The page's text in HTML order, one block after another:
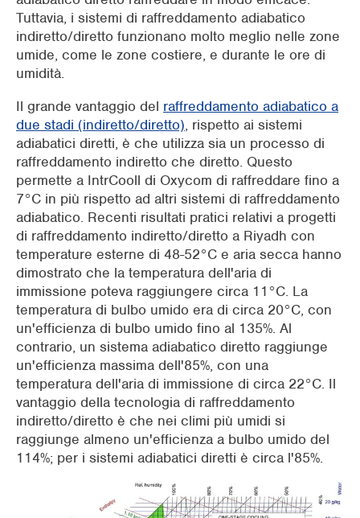
Tuttavia, i sistemi di raffreddamento adiabatico
indiretto/diretto funzionano molto meglio nelle zone
umide, come le zone costiere, e durante le ore di
umidità.
Il grande vantaggio del raffreddamento adiabatico a
due stadi (indiretto/diretto), rispetto ai sistemi
adiabatici diretti, è che utilizza sia un processo di
raffreddamento indiretto che diretto. Questo
permette a IntrCooll di Oxycom di raffreddare fino a
7°C in più rispetto ad altri sistemi di raffreddamento
adiabatico. Recenti risultati pratici relativi a progetti
di raffreddamento indiretto/diretto a Riyadh con
temperature esterne di 48-52°C e aria secca hanno
dimostrato che la temperatura dell'aria di
immissione poteva raggiungere circa 11°C. La
temperatura di bulbo umido era di circa 20°C, con
un'efficienza di bulbo umido fino al 135%. Al
contrario, un sistema adiabatico diretto raggiunge
un'efficienza massima dell'85%, con una
temperatura dell'aria di immissione di circa 22°C. Il
vantaggio della tecnologia di raffreddamento
indiretto/diretto è che nei climi più umidi si
raggiunge almeno un'efficienza a bulbo umido del
114%; per i sistemi adiabatici diretti è circa l'85%.